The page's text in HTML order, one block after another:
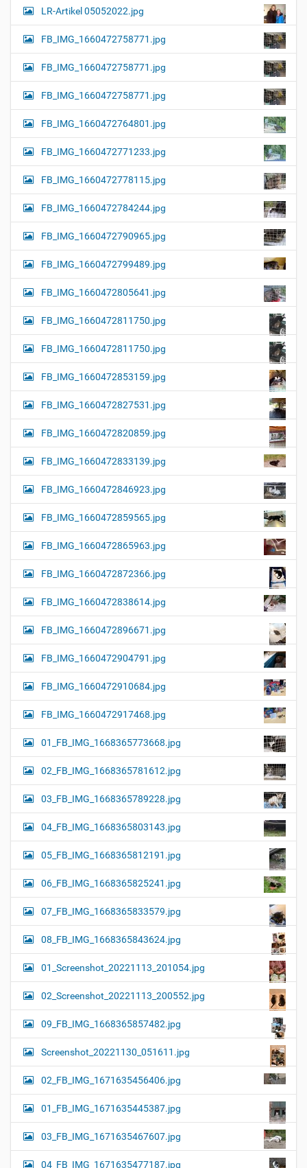
LR-Artikel 05052022.jpg
FB_IMG_1660472758771.jpg
FB_IMG_1660472758771.jpg
FB_IMG_1660472758771.jpg
FB_IMG_1660472764801.jpg
FB_IMG_1660472771233.jpg
FB_IMG_1660472778115.jpg
FB_IMG_1660472784244.jpg
FB_IMG_1660472790965.jpg
FB_IMG_1660472799489.jpg
FB_IMG_1660472805641.jpg
FB_IMG_1660472811750.jpg
FB_IMG_1660472811750.jpg
FB_IMG_1660472853159.jpg
FB_IMG_1660472827531.jpg
FB_IMG_1660472820859.jpg
FB_IMG_1660472833139.jpg
FB_IMG_1660472846923.jpg
FB_IMG_1660472859565.jpg
FB_IMG_1660472865963.jpg
FB_IMG_1660472872366.jpg
FB_IMG_1660472838614.jpg
FB_IMG_1660472896671.jpg
FB_IMG_1660472904791.jpg
FB_IMG_1660472910684.jpg
FB_IMG_1660472917468.jpg
01_FB_IMG_1668365773668.jpg
02_FB_IMG_1668365781612.jpg
03_FB_IMG_1668365789228.jpg
04_FB_IMG_1668365803143.jpg
05_FB_IMG_1668365812191.jpg
06_FB_IMG_1668365825241.jpg
07_FB_IMG_1668365833579.jpg
08_FB_IMG_1668365843624.jpg
01_Screenshot_20221113_201054.jpg
02_Screenshot_20221113_200552.jpg
09_FB_IMG_1668365857482.jpg
Screenshot_20221130_051611.jpg
02_FB_IMG_1671635456406.jpg
01_FB_IMG_1671635445387.jpg
03_FB_IMG_1671635467607.jpg
04_FB_IMG_1671635477187.jpg